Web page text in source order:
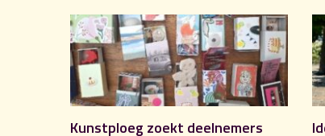
Kunstploeg zoekt deelnemers